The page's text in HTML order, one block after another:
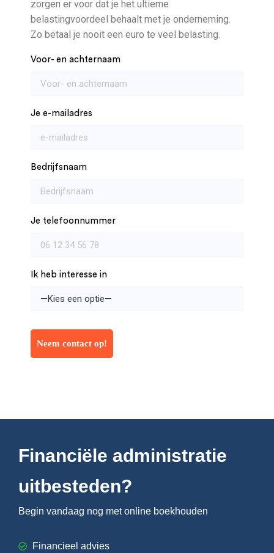
zorgen er voor dat je het ultieme
belastingvoordeel behaalt met je onderneming.
Zo betaal je nooit een euro te veel belasting.
Voor- en achternaam
Je e-mailadres
Bedrijfsnaam
Je telefoonnummer
Ik heb interesse in
Financiële administratie
uitbesteden?
Begin vandaag nog met online boekhouden
Financieel advies